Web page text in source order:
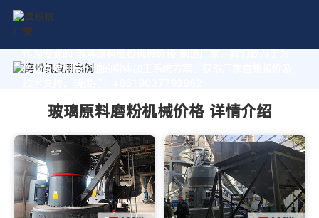
作为专业的 玻璃原料磨粉机械价格 制造厂家，我们致力于为
您量身定制高价值的粉体加工系统方案。获取厂家直销报价及
玻璃原料磨粉机械价格 详情介绍